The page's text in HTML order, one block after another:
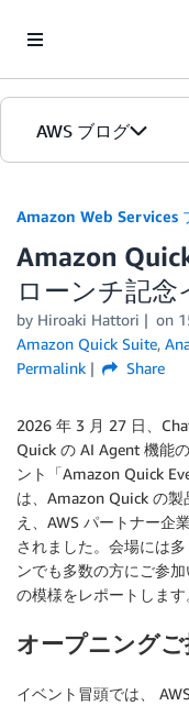
AWS ブログ
カテゴリ
エディション
Amazon Web Services
Amazon
ローンチ記念
by Hiroaki Hattori on
Amazon Quick Suite,
Permalink
Share
2026 年 3 月 27 日、
Quick の AI Agent 機能
ント「Amazon Quick
は、Amazon Quick の
え、AWS パートナー企
されました。会場には
ンでも多数の方にご参
の模様をレポートします
オープニングご
イベント冒頭では、